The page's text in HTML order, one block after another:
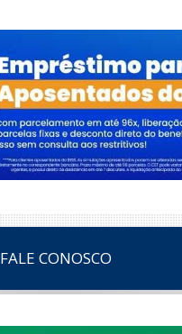
FALE CONOSCO